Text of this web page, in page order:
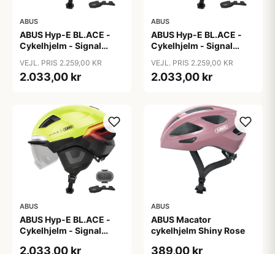
ABUS
ABUS Hyp-E BL.ACE -
Cykelhjelm - Signal
VEJL. PRIS 2.259,00 KR
2.033,00 kr
ABUS
ABUS Hyp-E BL.ACE -
Cykelhjelm - Signal
cm
VEJL. PRIS 2.259,00 KR
2.033,00 kr
ABUS
ABUS Hyp-E BL.ACE -
Cykelhjelm - Signal
2.033,00 kr
ABUS
ABUS Macator
cykelhjelm Shiny Rose
389,00 kr